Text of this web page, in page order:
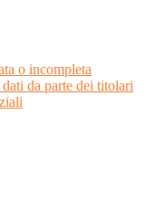
o incompleta
da parte dei titolari